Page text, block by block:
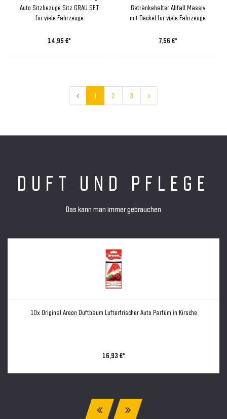
Auto Sitzbezüge Sitz GRAU SET
für viele Fahrzeuge
14,95 €*
Getränkehalter Abfall Massiv
mit Deckel für viele Fahrzeuge
7,56 €*
1 2 3
DUFT UND PFLEGE
Das kann man immer gebrauchen
10x Original Areon Duftbaum Lufterfrischer Auto Parfüm in Kirsche
16,93 €*